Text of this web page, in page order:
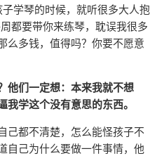
学琴的时候，就听很多大人抱
都要带你来练琴，耽误我很多
么多钱，值得吗？你要不愿意
他们一定想：本来我就不想
学这个没有意思的东西。
己都不清楚，怎么能怪孩子不
自己为什么要做一件事情，他